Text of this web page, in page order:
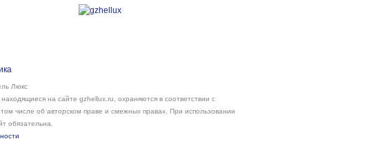
Люкс
на сайте gzhellux.ru, охраняются в соответствии с
числе об авторском праве и смежных правах. При использовании
обязательна.